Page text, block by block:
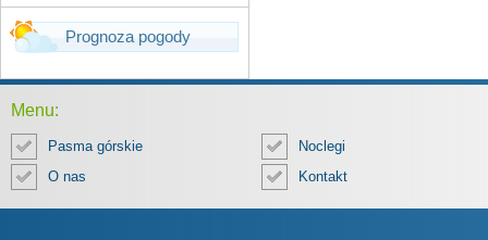
Prognoza pogody
Menu:
Pasma górskie
Noclegi
O nas
Kontakt